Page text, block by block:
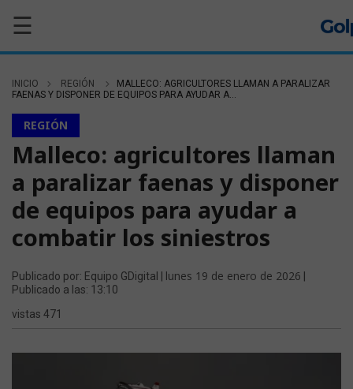
☰
INICIO REGIÓN
MALLECO: AGRICULTORES LLAMAN A PARALIZAR
FAENAS Y DISPONER DE EQUIPOS PARA AYUDAR A...
REGIÓN
Malleco: agricultores llaman
a paralizar faenas y disponer
de equipos para ayudar a
combatir los siniestros
Publicado por: Equipo GDigital | lunes 19 de enero de 2026
Publicado a las: 13:10
vistas 471